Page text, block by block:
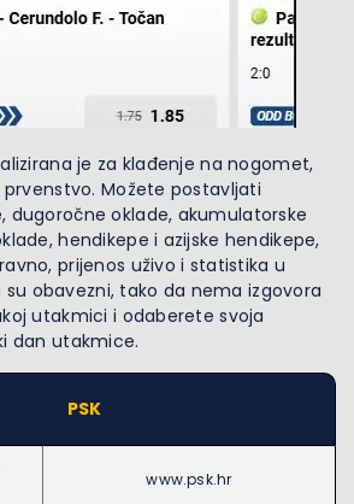
je za klađenje na nogomet,
Možete postavljati
dugoročne oklade, akumulatorske
hendikepe i azijske hendikepe,
prijenos uživo i statistika u
obavezni, tako da nema izgovora
utakmici i odaberete svoja
dan utakmice.
PSK
www.psk.hr